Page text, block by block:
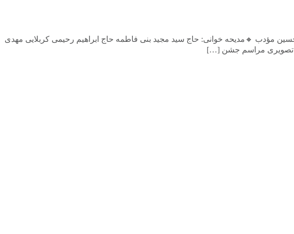
مؤدب 🔸️مدیحه خوانی: حاج سید مجید بنی فاطمه حاج ابراهیم رحیمی کربلایی مهدی